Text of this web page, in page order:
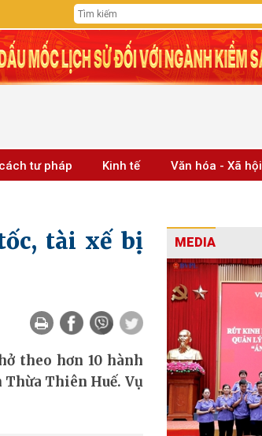
tư pháp Kinh tế Văn hóa - Xã hội
tài xế bị
theo hơn 10 hành
Thiên Huế. Vụ
MEDIA